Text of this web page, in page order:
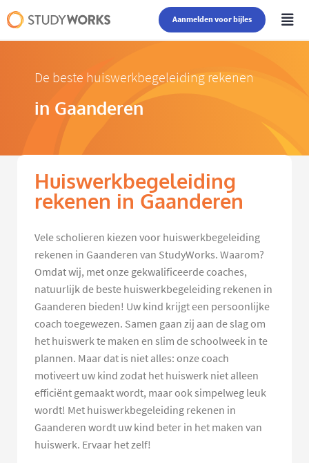
Aanmelden voor bijles
De beste huiswerkbegeleiding rekenen
in Gaanderen
Huiswerkbegeleiding
rekenen in Gaanderen
Vele scholieren kiezen voor huiswerkbegeleiding
rekenen in Gaanderen van StudyWorks. Waarom?
Omdat wij, met onze gekwalificeerde coaches,
natuurlijk de beste huiswerkbegeleiding rekenen in
Gaanderen bieden! Uw kind krijgt een persoonlijke
coach toegewezen. Samen gaan zij aan de slag om
het huiswerk te maken en slim de schoolweek in te
plannen. Maar dat is niet alles: onze coach
motiveert uw kind zodat het huiswerk niet alleen
efficiënt gemaakt wordt, maar ook simpelweg leuk
wordt! Met huiswerkbegeleiding rekenen in
Gaanderen wordt uw kind beter in het maken van
huiswerk. Ervaar het zelf!